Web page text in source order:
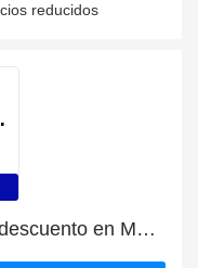
reducidos
Gran descuento con 29% de descuento en MAIASHOP